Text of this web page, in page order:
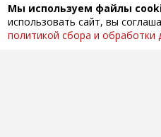
Мы используем файлы
использовать сайт, вы
политикой сбора и обработки
Главная Каталог